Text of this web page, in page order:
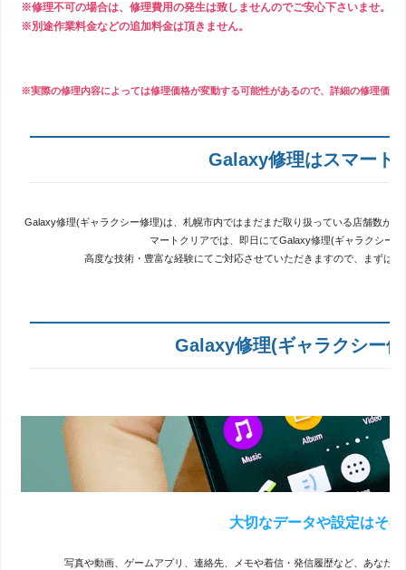
※修理不可の場合は、修理費用の発生は致しませんのでご安心下さいませ。
※別途作業料金などの追加料金は頂きません。
※実際の修理内容によっては修理価格が変動する可能性があるので、詳細の修理価格
Galaxy修理はスマート
Galaxy修理(ギャラクシー修理)は、札幌市内ではまだまだ取り扱っている店舗数が
マートクリアでは、即日にてGalaxy修理(ギャラクシー
高度な技術・豊富な経験にてご対応させていただきますので、まずは
Galaxy修理(ギャラクシー
大切なデータや設定はそ
写真や動画、ゲームアプリ、連絡先、メモや着信・発信履歴など、あなた